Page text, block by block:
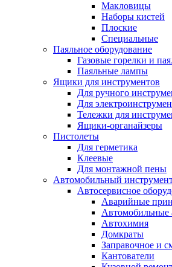
Макловицы
Наборы кистей
Плоские
Специальные
Паяльное оборудование
Газовые горелки и
Паяльные лампы
Ящики для инструментов
Для ручного
Для
Тележки для
Ящики-органайзеры
Пистолеты
Для герметика
Клеевые
Для монтажной пены
Автомобильный
Автосервисное
Аварийные
Автомобильные
Автохимия
Домкраты
Заправочное и
Кантователи